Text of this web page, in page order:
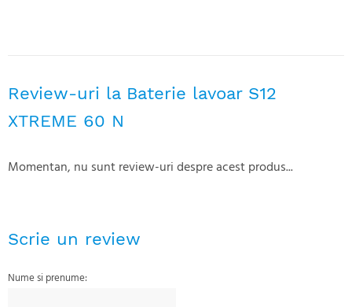
Review-uri la Baterie lavoar S12
XTREME 60 N
Momentan, nu sunt review-uri despre acest produs...
Scrie un review
Nume si prenume: